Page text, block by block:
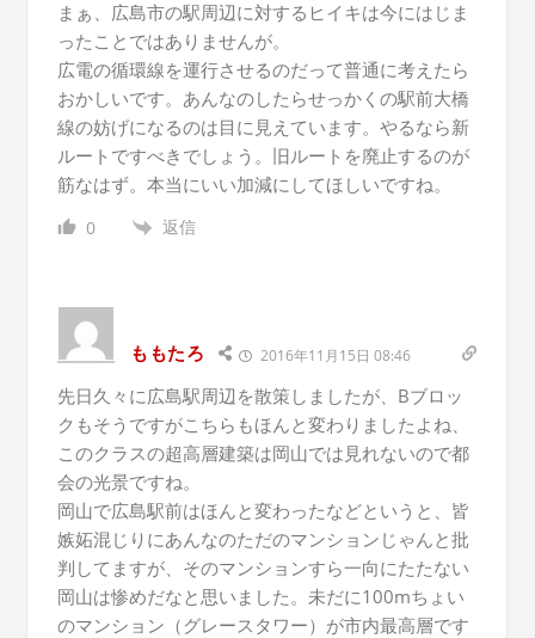
まぁ、広島市の駅周辺に対するヒイキは今にはじま
ったことではありませんが。
広電の循環線を運行させるのだって普通に考えたら
おかしいです。あんなのしたらせっかくの駅前大橋
線の妨げになるのは目に見えています。やるなら新
ルートですべきでしょう。旧ルートを廃止するのが
筋なはず。本当にいい加減にしてほしいですね。
0 返信
ももたろ 2016年11月15日 08:46
先日久々に広島駅周辺を散策しましたが、Bブロッ
クもそうですがこちらもほんと変わりましたよね、
このクラスの超高層建築は岡山では見れないので都
会の光景ですね。
岡山で広島駅前はほんと変わったなどというと、皆
嫉妬混じりにあんなのただのマンションじゃんと批
判してますが、そのマンションすら一向にたたない
岡山は惨めだなと思いました。未だに100mちょい
のマンション（グレースタワー）が市内最高層です